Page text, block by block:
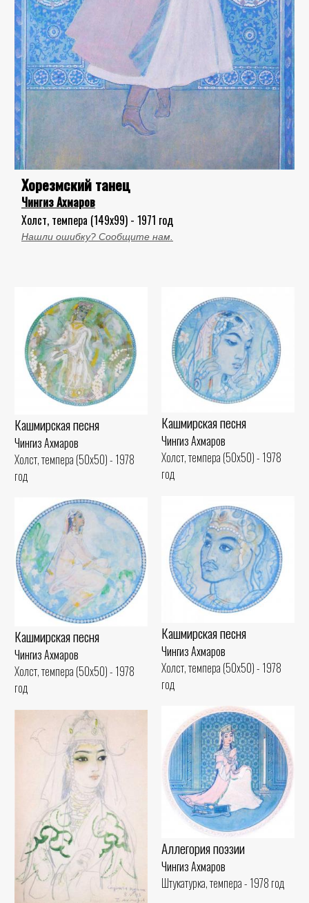
Хорезмский танец
Чингиз Ахмаров
Холст, темпера (149x99) - 1971 год
Нашли ошибку? Сообщите нам.
Кашмирская песня
Чингиз Ахмаров
Холст, темпера (50x50) - 1978
год
Кашмирская песня
Чингиз Ахмаров
Холст, темпера (50x50) - 1978
год
Кашмирская песня
Чингиз Ахмаров
Холст, темпера (50x50) - 1978
год
Кашмирская песня
Чингиз Ахмаров
Холст, темпера (50x50) - 1978
год
Аллегория поэзии
Чингиз Ахмаров
Штукатурка, темпера - 1978 год